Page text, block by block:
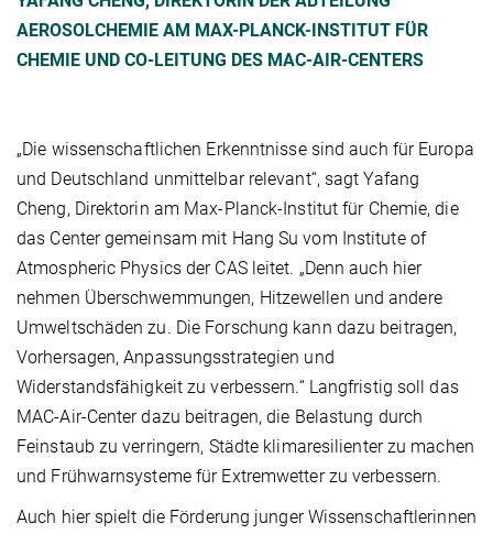
AEROSOLCHEMIE AM MAX-PLANCK-INSTITUT FÜR
CHEMIE UND CO-LEITUNG DES MAC-AIR-CENTERS
„Die wissenschaftlichen Erkenntnisse sind auch für Europa
und Deutschland unmittelbar relevant“, sagt Yafang
Cheng, Direktorin am Max-Planck-Institut für Chemie, die
das Center gemeinsam mit Hang Su vom Institute of
Atmospheric Physics der CAS leitet. „Denn auch hier
nehmen Überschwemmungen, Hitzewellen und andere
Umweltschäden zu. Die Forschung kann dazu beitragen,
Vorhersagen, Anpassungsstrategien und
Widerstandsfähigkeit zu verbessern.“ Langfristig soll das
MAC-Air-Center dazu beitragen, die Belastung durch
Feinstaub zu verringern, Städte klimaresilienter zu machen
und Frühwarnsysteme für Extremwetter zu verbessern.
Auch hier spielt die Förderung junger Wissenschaftlerinnen